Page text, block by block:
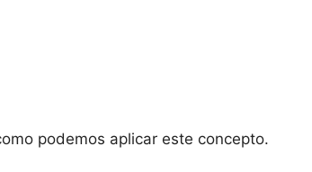
podemos aplicar este concepto.